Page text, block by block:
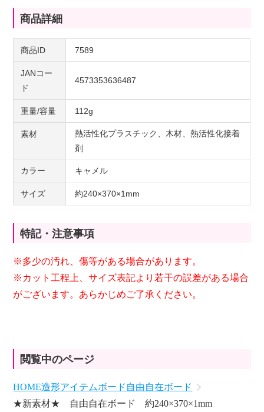
商品詳細
商品ID 7589
JANコー
ド
4573353636487
重量/容量 112g
素材
熱活性化プラスチック、木材、熱活性化接着
剤
カラー キャメル
サイズ 約240×370×1mm
特記・注意事項
※多少の汚れ、傷等がある場合があります。
※カット工程上、サイズ表記より若干の誤差がある場合
がございます。あらかじめご了承ください。
閲覧中のページ
HOME造形アイテムボード 自由自在ボード
★新素材★ 自由自在ボード 約240×370×1mm